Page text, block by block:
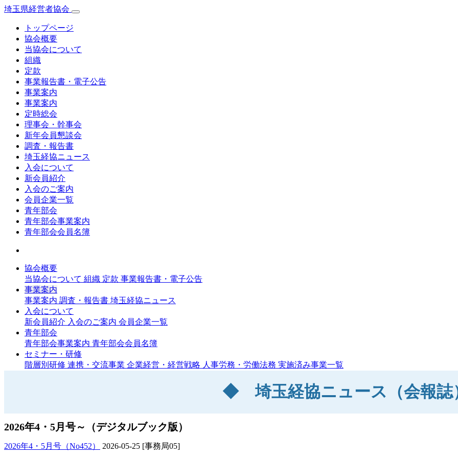
埼玉県経営者協会
トップページ
協会概要
当協会について
組織
定款
事業報告書・電子公告
事業案内
事業案内
定時総会
理事会・幹事会
新年会員懇談会
調査・報告書
埼玉経協ニュース
入会について
新会員紹介
入会のご案内
会員企業一覧
青年部会
青年部会事業案内
青年部会会員名簿
協会概要
当協会について 組織 定款 事業報告書・電子公告
事業案内
事業案内 調査・報告書 埼玉経協ニュース
入会について
新会員紹介 入会のご案内 会員企業一覧
青年部会
青年部会事業案内 青年部会会員名簿
セミナー・研修
階層別研修 連携・交流事業 企業経営・経営戦略 人事労務・労働法務 実施済み事業一覧
◆ 埼玉経協ニュース（会報誌
2026年4・5月号～（デジタルブック版）
2026年4・5月号（No452） 2026-05-25 [事務局05]